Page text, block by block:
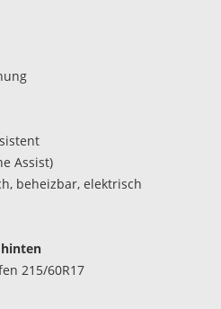
Assist)
beheizbar, elektrisch
215/60R17